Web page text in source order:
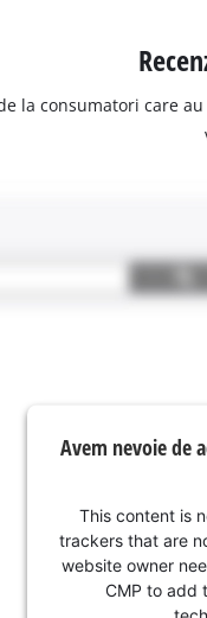
la consumatori care
Avem nevoie de
This content is
trackers that are
website owner
CMP to add